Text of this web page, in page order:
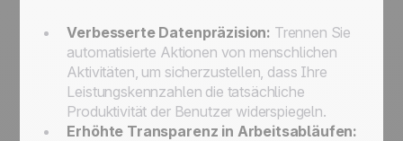
Verbesserte Datenpräzision: Trennen Sie
automatisierte Aktionen von menschlichen
Aktivitäten, um sicherzustellen, dass Ihre
Leistungskennzahlen die tatsächliche
Produktivität der Benutzer widerspiegeln.
Erhöhte Transparenz in Arbeitsabläufen: